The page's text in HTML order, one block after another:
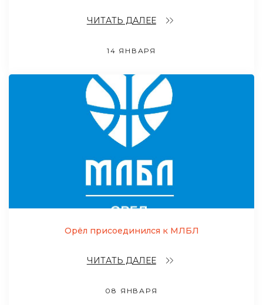
ЧИТАТЬ ДАЛЕЕ
14 ЯНВАРЯ
Орёл присоединился к МЛБЛ
ЧИТАТЬ ДАЛЕЕ
08 ЯНВАРЯ